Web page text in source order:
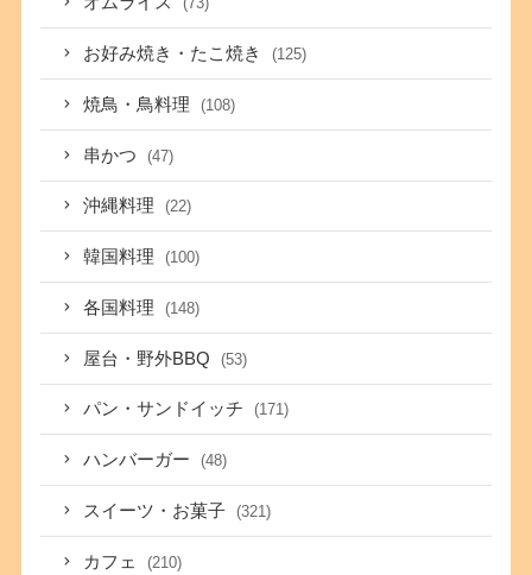
お好み焼き・たこ焼き (125)
焼鳥・鳥料理 (108)
串かつ (47)
沖縄料理 (22)
韓国料理 (100)
各国料理 (148)
屋台・野外BBQ (53)
パン・サンドイッチ (171)
ハンバーガー (48)
スイーツ・お菓子 (321)
カフェ (210)